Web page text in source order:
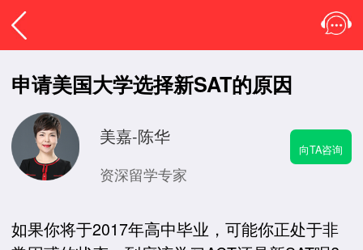
申请美国大学选择新SAT的原因
美嘉-陈华
资深留学专家
向TA咨询
如果你将于2017年高中毕业，可能你正处于非